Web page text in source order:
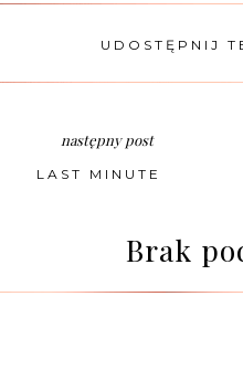
UDOSTĘPNIJ
następny post
LAST MINUTE
Brak